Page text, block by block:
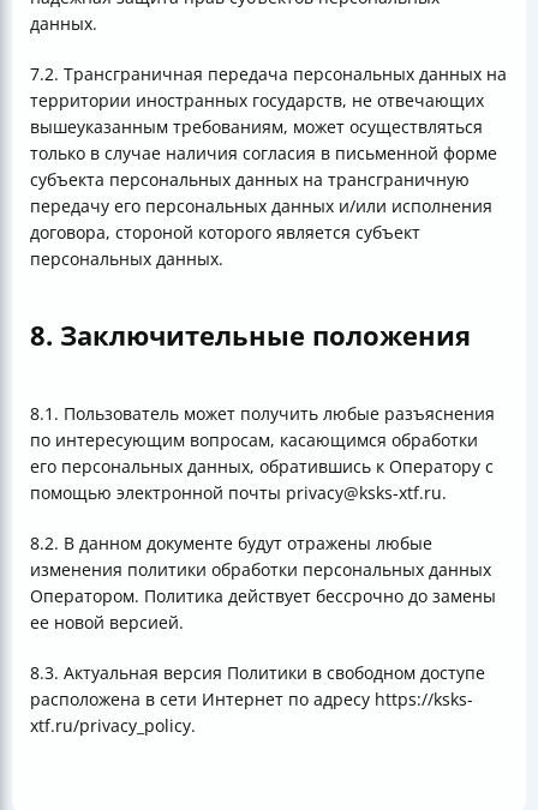
данных.
7.2. Трансграничная передача персональных данных на
территории иностранных государств, не отвечающих
вышеуказанным требованиям, может осуществляться
только в случае наличия согласия в письменной форме
субъекта персональных данных на трансграничную
передачу его персональных данных и/или исполнения
договора, стороной которого является субъект
персональных данных.
8. Заключительные положения
8.1. Пользователь может получить любые разъяснения
по интересующим вопросам, касающимся обработки
его персональных данных, обратившись к Оператору с
помощью электронной почты privacy@ksks-xtf.ru.
8.2. В данном документе будут отражены любые
изменения политики обработки персональных данных
Оператором. Политика действует бессрочно до замены
ее новой версией.
8.3. Актуальная версия Политики в свободном доступе
расположена в сети Интернет по адресу https://ksks-
xtf.ru/privacy_policy.